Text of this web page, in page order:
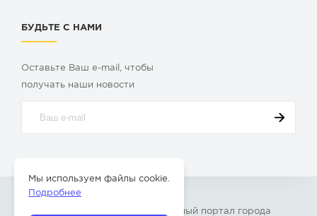
БУДЬТЕ С НАМИ
Оставьте Ваш e-mail, чтобы
получать наши новости
» – Главный портал города
Мы используем файлы cookie.
Подробнее